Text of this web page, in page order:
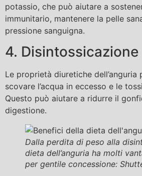
potassio, che può aiutare a
immunitario, mantenere la pelle
pressione sanguigna.
4. Disintossicazione
Le proprietà diuretiche dell’anguria
scovare l’acqua in eccesso e le
Questo può aiutare a ridurre il
digestione.
Dalla perdita di peso alla
dieta dell’anguria ha molti
per gentile concessione: